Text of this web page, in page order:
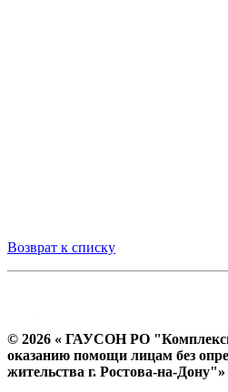
Возврат к списку
© 2026 « ГАУСОН РО
оказанию помощи лицам без
жительства г. Ростова-на-Дону"»